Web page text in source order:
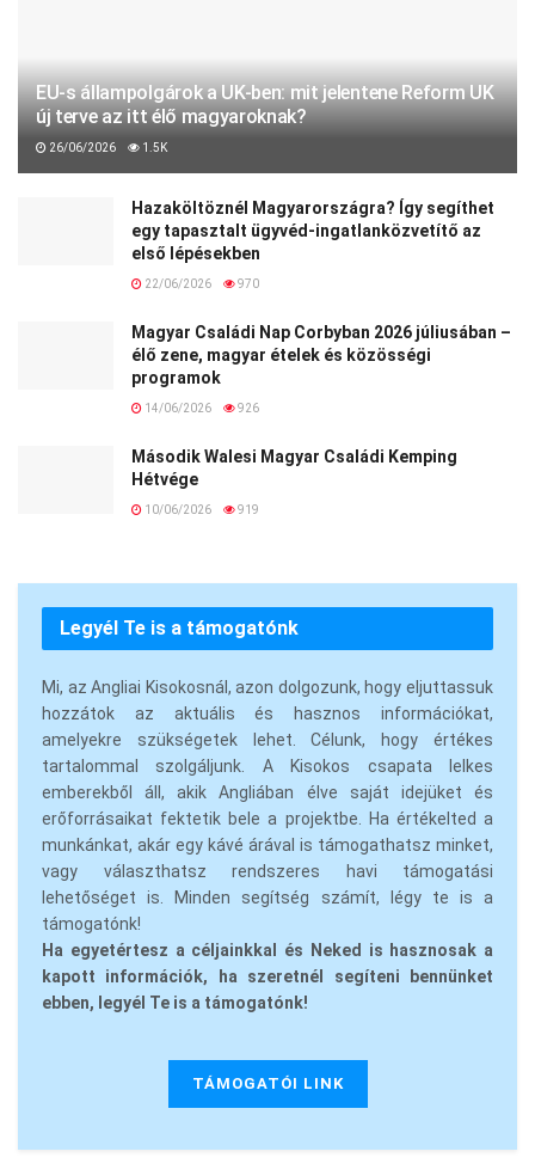
EU-s állampolgárok a UK-ben: mit jelentene Reform UK
új terve az itt élő magyaroknak?
26/06/2026 1.5K
Hazaköltöznél Magyarországra? Így segíthet
egy tapasztalt ügyvéd-ingatlanközvetítő az
első lépésekben
22/06/2026 970
Magyar Családi Nap Corbyban 2026 júliusában –
élő zene, magyar ételek és közösségi
programok
14/06/2026 926
Második Walesi Magyar Családi Kemping
Hétvége
10/06/2026 919
Legyél Te is a támogatónk
Mi, az Angliai Kisokosnál, azon dolgozunk, hogy eljuttassuk
hozzátok az aktuális és hasznos információkat,
amelyekre szükségetek lehet. Célunk, hogy értékes
tartalommal szolgáljunk. A Kisokos csapata lelkes
emberekből áll, akik Angliában élve saját idejüket és
erőforrásaikat fektetik bele a projektbe. Ha értékelted a
munkánkat, akár egy kávé árával is támogathatsz minket,
vagy választhatsz rendszeres havi támogatási
lehetőséget is. Minden segítség számít, légy te is a
támogatónk!
Ha egyetértesz a céljainkkal és Neked is hasznosak a
kapott információk, ha szeretnél segíteni bennünket
ebben, legyél Te is a támogatónk!
TÁMOGATÓI LINK